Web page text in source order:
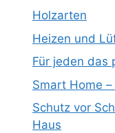
Holzarten
Heizen und
Für jeden das
Smart Home
Schutz vor
Haus